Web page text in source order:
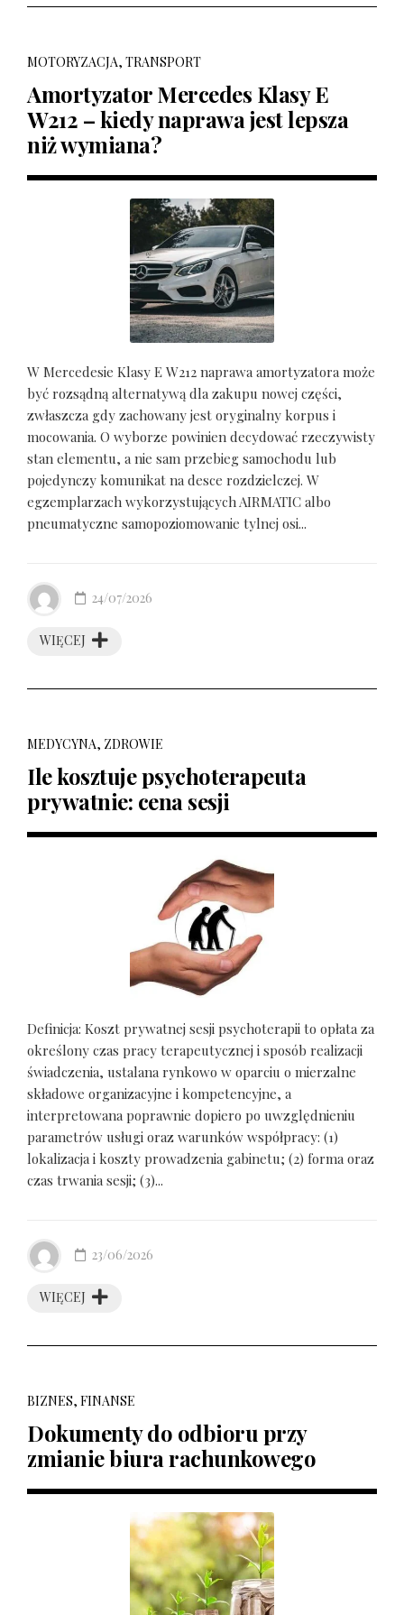
MOTORYZACJA, TRANSPORT
Amortyzator Mercedes Klasy E
W212 – kiedy naprawa jest lepsza
niż wymiana?
W Mercedesie Klasy E W212 naprawa amortyzatora może
być rozsądną alternatywą dla zakupu nowej części,
zwłaszcza gdy zachowany jest oryginalny korpus i
mocowania. O wyborze powinien decydować rzeczywisty
stan elementu, a nie sam przebieg samochodu lub
pojedynczy komunikat na desce rozdzielczej. W
egzemplarzach wykorzystujących AIRMATIC albo
pneumatyczne samopoziomowanie tylnej osi...
WIĘCEJ
24/07/2026
MEDYCYNA, ZDROWIE
Ile kosztuje psychoterapeuta
prywatnie: cena sesji
Definicja: Koszt prywatnej sesji psychoterapii to opłata za
określony czas pracy terapeutycznej i sposób realizacji
świadczenia, ustalana rynkowo w oparciu o mierzalne
składowe organizacyjne i kompetencyjne, a
interpretowana poprawnie dopiero po uwzględnieniu
parametrów usługi oraz warunków współpracy: (1)
lokalizacja i koszty prowadzenia gabinetu; (2) forma oraz
czas trwania sesji; (3)...
WIĘCEJ
23/06/2026
BIZNES, FINANSE
Dokumenty do odbioru przy
zmianie biura rachunkowego